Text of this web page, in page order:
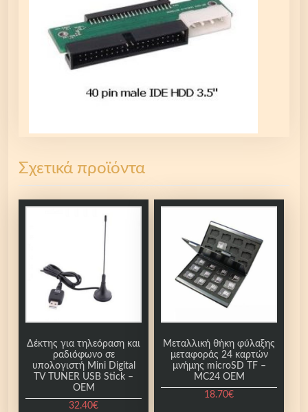
Σχετικά προϊόντα
Δέκτης για τηλεόραση και
ραδιόφωνο σε
υπολογιστή Mini Digital
TV TUNER USB Stick –
OEM
32.40€
Μεταλλική θήκη φύλαξης
μεταφοράς 24 καρτών
μνήμης microSD TF –
MC24 OEM
18.70€